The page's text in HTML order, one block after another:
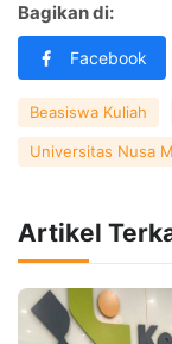
Bagikan di:
Facebook
Beasiswa Kuliah
Universitas Nusa
Artikel